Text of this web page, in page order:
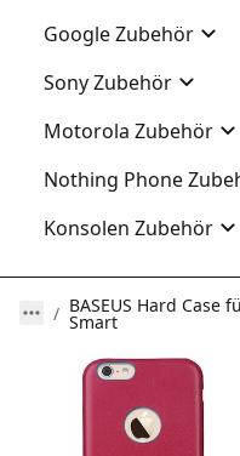
Google Zubehör
Sony Zubehör
Motorola Zubehör
Nothing Phone
Konsolen Zubehör
BASEUS Hard Case
Smart